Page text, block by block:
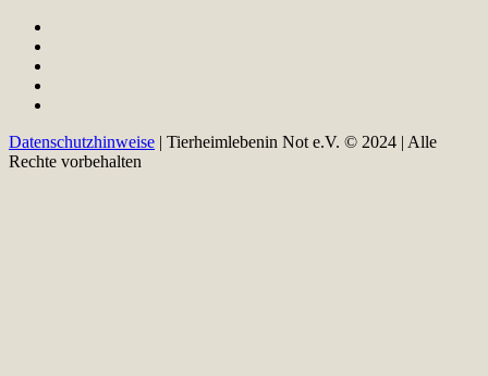
Datenschutzhinweise | Tierheimlebenin Not e.V. © 2024 | Alle
Rechte vorbehalten